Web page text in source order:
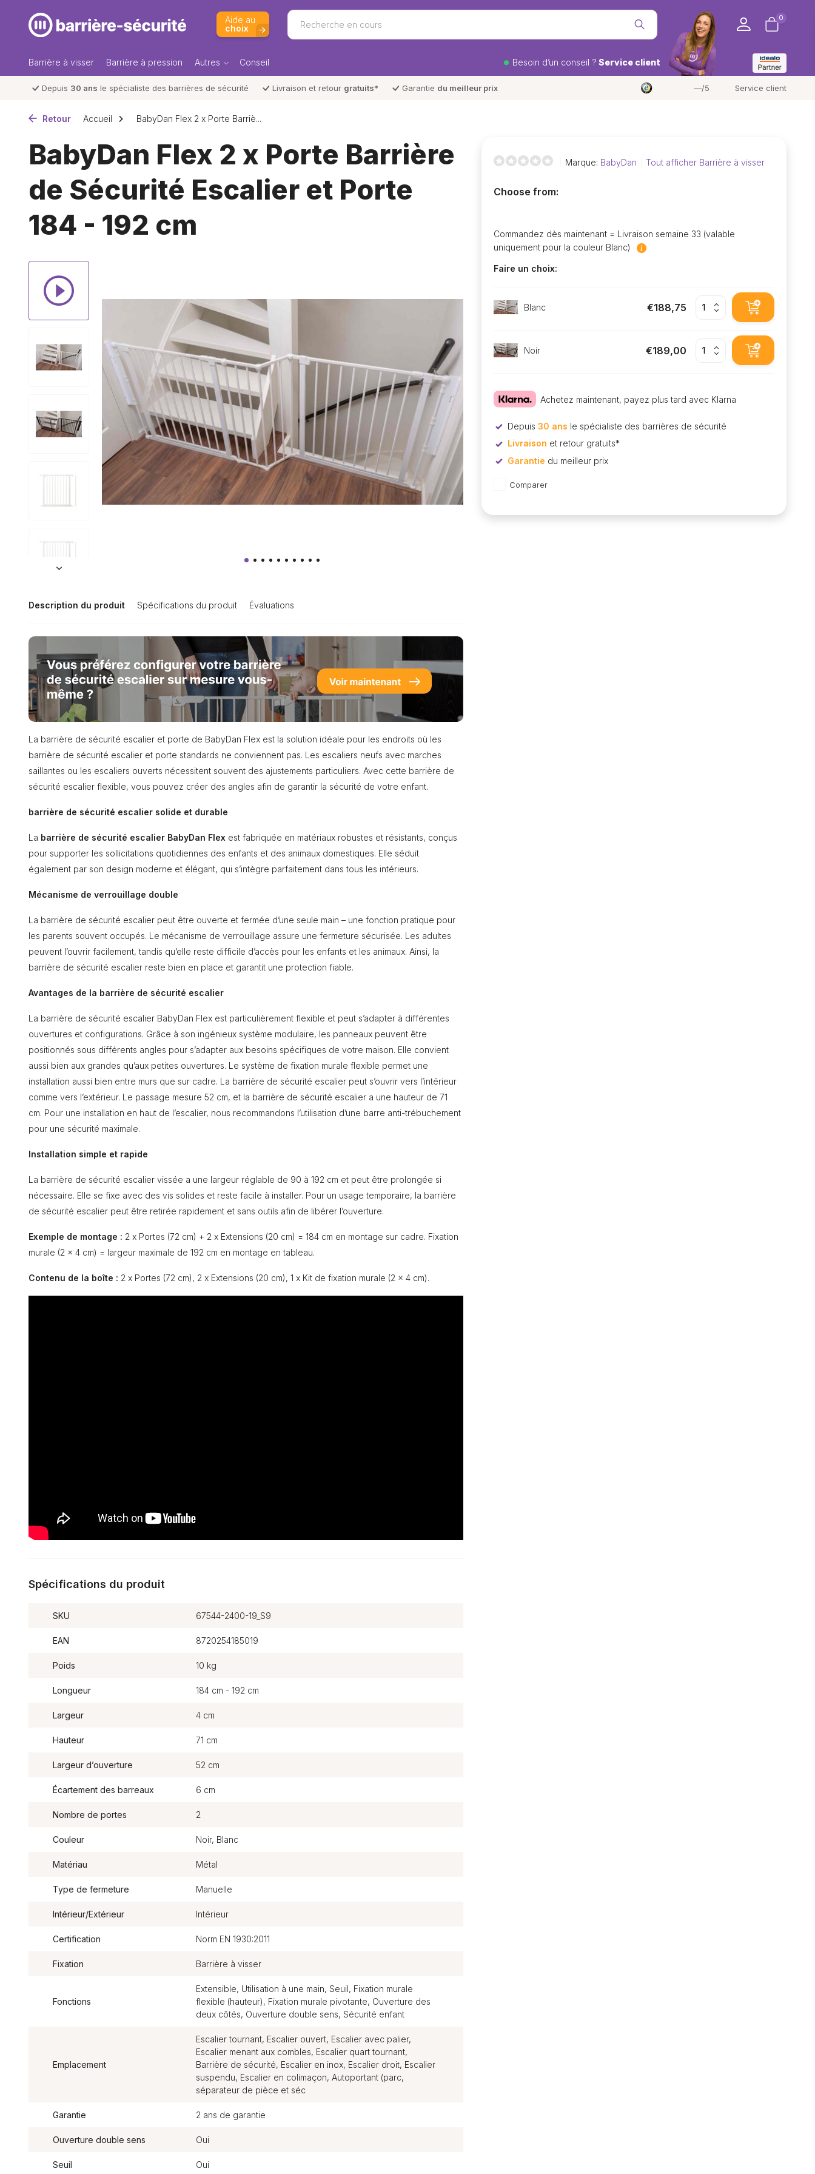
Aide au
choix
0
Barrière à visser Barrière à pression Autres Conseil Besoin d’un conseil ? Service client
Depuis 30 ans le spécialiste des barrières de sécurité Livraison et retour gratuits* Garantie du meilleur prix —/5 Service client
Retour Accueil BabyDan Flex 2 x Porte Barriè...
BabyDan Flex 2 x Porte Barrière
de Sécurité Escalier et Porte
184 - 192 cm
Description du produit Spécifications du produit Évaluations
La barrière de sécurité escalier et porte de BabyDan Flex est la solution idéale pour les endroits où les
barrière de sécurité escalier et porte standards ne conviennent pas. Les escaliers neufs avec marches
saillantes ou les escaliers ouverts nécessitent souvent des ajustements particuliers. Avec cette barrière de
sécurité escalier flexible, vous pouvez créer des angles afin de garantir la sécurité de votre enfant.
barrière de sécurité escalier solide et durable
La barrière de sécurité escalier BabyDan Flex est fabriquée en matériaux robustes et résistants, conçus
pour supporter les sollicitations quotidiennes des enfants et des animaux domestiques. Elle séduit
également par son design moderne et élégant, qui s’intègre parfaitement dans tous les intérieurs.
Mécanisme de verrouillage double
La barrière de sécurité escalier peut être ouverte et fermée d’une seule main – une fonction pratique pour
les parents souvent occupés. Le mécanisme de verrouillage assure une fermeture sécurisée. Les adultes
peuvent l’ouvrir facilement, tandis qu’elle reste difficile d’accès pour les enfants et les animaux. Ainsi, la
barrière de sécurité escalier reste bien en place et garantit une protection fiable.
Avantages de la barrière de sécurité escalier
La barrière de sécurité escalier BabyDan Flex est particulièrement flexible et peut s’adapter à différentes
ouvertures et configurations. Grâce à son ingénieux système modulaire, les panneaux peuvent être
positionnés sous différents angles pour s’adapter aux besoins spécifiques de votre maison. Elle convient
aussi bien aux grandes qu’aux petites ouvertures. Le système de fixation murale flexible permet une
installation aussi bien entre murs que sur cadre. La barrière de sécurité escalier peut s’ouvrir vers l’intérieur
comme vers l’extérieur. Le passage mesure 52 cm, et la barrière de sécurité escalier a une hauteur de 71
cm. Pour une installation en haut de l’escalier, nous recommandons l’utilisation d’une barre anti-trébuchement
pour une sécurité maximale.
Installation simple et rapide
La barrière de sécurité escalier vissée a une largeur réglable de 90 à 192 cm et peut être prolongée si
nécessaire. Elle se fixe avec des vis solides et reste facile à installer. Pour un usage temporaire, la barrière
de sécurité escalier peut être retirée rapidement et sans outils afin de libérer l’ouverture.
Exemple de montage : 2 x Portes (72 cm) + 2 x Extensions (20 cm) = 184 cm en montage sur cadre. Fixation
murale (2 x 4 cm) = largeur maximale de 192 cm en montage en tableau.
Contenu de la boîte : 2 x Portes (72 cm), 2 x Extensions (20 cm), 1 x Kit de fixation murale (2 x 4 cm).
Spécifications du produit
SKU 67544-2400-19_S9
EAN 8720254185019
Poids 10 kg
Longueur 184 cm - 192 cm
Largeur 4 cm
Hauteur 71 cm
Largeur d’ouverture 52 cm
Écartement des barreaux 6 cm
Nombre de portes 2
Couleur Noir, Blanc
Matériau Métal
Type de fermeture Manuelle
Intérieur/Extérieur Intérieur
Certification Norm EN 1930:2011
Fixation Barrière à visser
Fonctions
Extensible, Utilisation à une main, Seuil, Fixation murale
flexible (hauteur), Fixation murale pivotante, Ouverture des
deux côtés, Ouverture double sens, Sécurité enfant
Emplacement
Escalier tournant, Escalier ouvert, Escalier avec palier,
Escalier menant aux combles, Escalier quart tournant,
Barrière de sécurité, Escalier en inox, Escalier droit, Escalier
suspendu, Escalier en colimaçon, Autoportant (parc,
séparateur de pièce et séc
Garantie 2 ans de garantie
Ouverture double sens Oui
Seuil Oui
Marque: BabyDan Tout afficher Barrière à visser
Choose from:
Commandez dès maintenant = Livraison semaine 33 (valable
uniquement pour la couleur Blanc)
Faire un choix:
Blanc €188,75
Noir €189,00
Achetez maintenant, payez plus tard avec Klarna
Depuis 30 ans le spécialiste des barrières de sécurité
Livraison et retour gratuits*
Garantie du meilleur prix
Comparer